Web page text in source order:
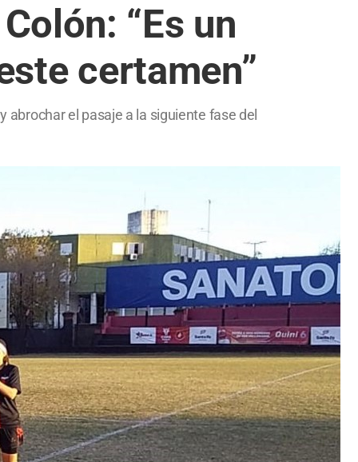
“Es un
certamen”
abrochar el pasaje a la siguiente fase del